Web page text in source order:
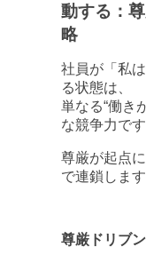
動する：
略
社員が「私
る状態は、
単なる“働き
な競争力です
尊厳が起点
で連鎖します
尊厳ドリブ